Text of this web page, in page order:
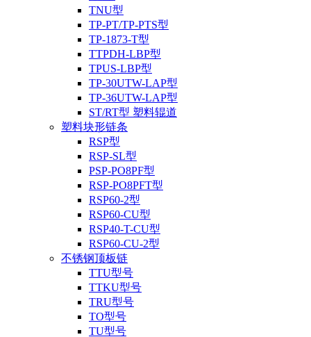
TNU型
TP-PT/TP-PTS型
TP-1873-T型
TTPDH-LBP型
TPUS-LBP型
TP-30UTW-LAP型
TP-36UTW-LAP型
ST/RT型 塑料辊道
塑料块形链条
RSP型
RSP-SL型
PSP-PO8PF型
RSP-PO8PFT型
RSP60-2型
RSP60-CU型
RSP40-T-CU型
RSP60-CU-2型
不锈钢顶板链
TTU型号
TTKU型号
TRU型号
TO型号
TU型号